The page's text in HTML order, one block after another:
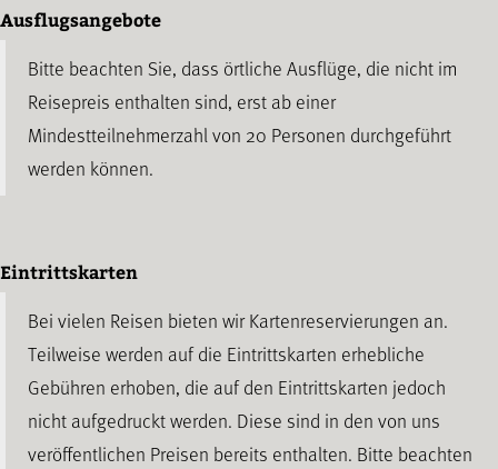
Ausflugsangebote
Bitte beachten Sie, dass örtliche Ausflüge, die nicht im
Reisepreis enthalten sind, erst ab einer
Mindestteilnehmerzahl von 20 Personen durchgeführt
werden können.
Eintrittskarten
Bei vielen Reisen bieten wir Kartenreservierungen an.
Teilweise werden auf die Eintrittskarten erhebliche
Gebühren erhoben, die auf den Eintrittskarten jedoch
nicht aufgedruckt werden. Diese sind in den von uns
veröffentlichen Preisen bereits enthalten. Bitte beachten